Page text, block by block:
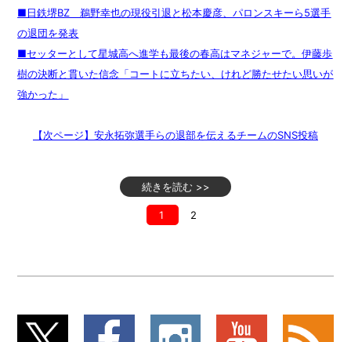
■日鉄堺BZ 鵜野幸也の現役引退と松本慶彦、パロンスキーら5選手
の退団を発表
■セッターとして星城高へ進学も最後の春高はマネジャーで。伊藤歩
樹の決断と貫いた信念「コートに立ちたい、けれど勝たせたい思いが
強かった」
【次ページ】安永拓弥選手らの退部を伝えるチームのSNS投稿
続きを読む >>
1 2